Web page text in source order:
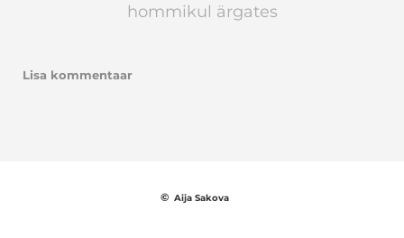
hommikul ärgates
Lisa kommentaar
©Aija Sakova